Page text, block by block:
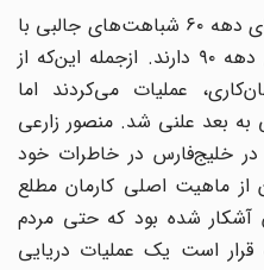
نیروهای مقابله به مثل در سال‌های دهه ۶۰ شباهت‌های جالبی با
نیروهای مدافع حرم در سال‌های دهه ۹۰ دارند. ازجمله این‌که از
پنهان‌کاری، عملیات می‌کردند اما
بعد علنی شد. منصور زارعی
خلیج‌فارس در خاطرات خود
ماهیت اصلی کارمان مطلع
کار چنان آشکار شده بود که حتی مردم
است یک عملیات دریایی